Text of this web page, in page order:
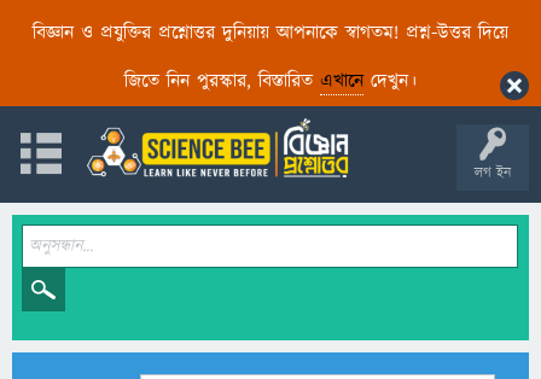
বিজ্ঞান ও প্রযুক্তির প্রশ্নোত্তর দুনিয়ায় আপনাকে স্বাগতম! প্রশ্ন-উত্তর দিয়ে
জিতে নিন পুরস্কার, বিস্তারিত এখানেদেখুন।
লগ ইন